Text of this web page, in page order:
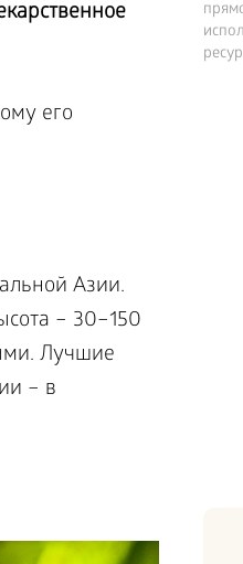
его
Азии.
– 30–150
Лучшие
– в